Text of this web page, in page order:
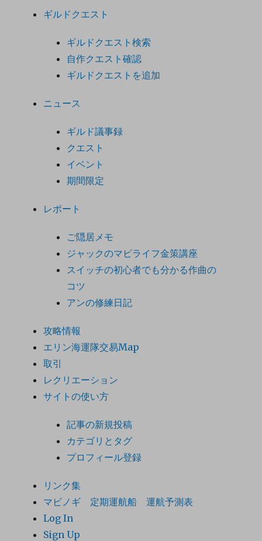
ギルドクエスト
ギルドクエスト検索
自作クエスト確認
ギルドクエストを追加
ニュース
ギルド議事録
クエスト
イベント
期間限定
レポート
ご隠居メモ
ジャックのマビライフ金策講座
スイッチの初心者でも分かる作曲の
コツ
アンの修練日記
攻略情報
エリン海運隊交易Map
取引
レクリエーション
サイトの使い方
記事の新規投稿
カテゴリとタグ
プロフィール登録
リンク集
マビノギ 定期運航船 運航予測表
Log In
Sign Up